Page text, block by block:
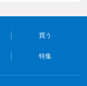
買う
特集